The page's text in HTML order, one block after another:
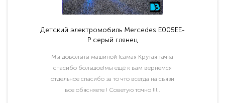
Детский электромобиль Mercedes E005EE-
P серый глянец
Мы довольны машиной !самая Крутая тачка
спасибо большое!мы ещё к вам вернемся
отдельное спасибо за то что всегда на связи
все обясняете ! Советую точно !!!..